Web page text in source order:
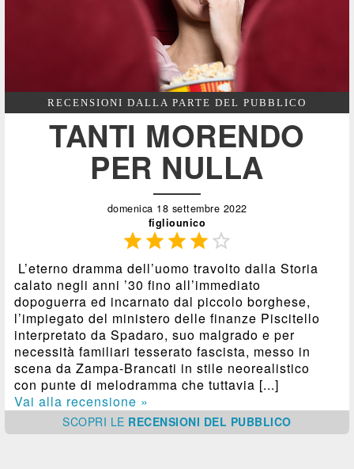
RECENSIONI DALLA PARTE DEL PUBBLICO
TANTI MORENDO
PER NULLA
domenica 18 settembre 2022
figliounico

L’eterno dramma dell’uomo travolto dalla Storia
calato negli anni ’30 fino all’immediato
dopoguerra ed incarnato dal piccolo borghese,
l’impiegato del ministero delle finanze Piscitello
interpretato da Spadaro, suo malgrado e per
necessità familiari tesserato fascista, messo in
scena da Zampa-Brancati in stile neorealistico
con punte di melodramma che tuttavia [...]
Vai alla recensione »
SCOPRI LE RECENSIONI DEL PUBBLICO